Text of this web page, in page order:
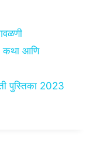
कथा आणि
पुस्तिका 2023